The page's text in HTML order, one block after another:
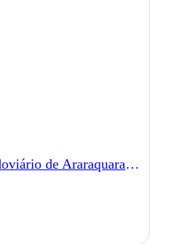
Terminal Rodoviário de Araraquara - Araraquara - SP